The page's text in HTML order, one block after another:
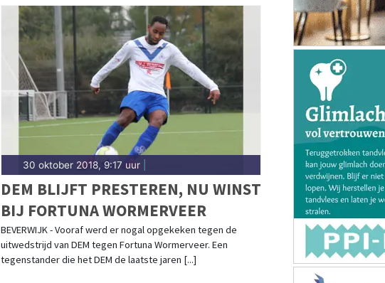
30 oktober 2018, 9:17 uur|
DEM BLIJFT PRESTEREN, NU WINST
BIJ FORTUNA WORMERVEER
BEVERWIJK - Vooraf werd er nogal opgekeken tegen de
uitwedstrijd van DEM tegen Fortuna Wormerveer. Een
tegenstander die het DEM de laatste jaren [...]